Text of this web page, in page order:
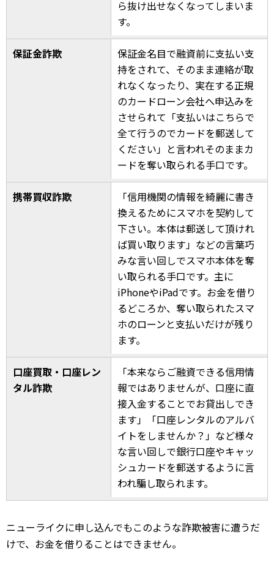
ら抜け出せなくなってしまいま
す。
保証金詐欺
保証金名目で融資前に支払い支
持をされて、そのまま連絡が取
れなくなったり、実在する正規
のカードローン会社へ申込みを
させられて「支払いはこちらで
全て行うのでカードを郵送して
ください」と言われそのままカ
ードを奪い取られる手口です。
携帯買収詐欺
「信用機関の情報を綺麗に書き
換えるためにスマホを契約して
下さい。本体は郵送して頂けれ
ば買い取ります」などの言葉巧
みな言い回しでスマホ本体を奪
い取られる手口です。主に
iPhoneやiPadです。お金を借り
るどころか、奪い取られたスマ
ホのローンと支払いだけが残り
ます。
口座買取・口座レン
タル詐欺
「本来ならご融資できる信用情
報ではありませんが、口座に直
接入金することでお貸出しでき
ます」「口座レンタルのアルバ
イトをしませんか？」など様々
な言い回しで銀行口座やキャッ
シュカードを郵送するように言
われ騙し取られます。
ニューライクに申し込んでもこのような詐欺被害に遭うだ
けで、お金を借りることはできません。